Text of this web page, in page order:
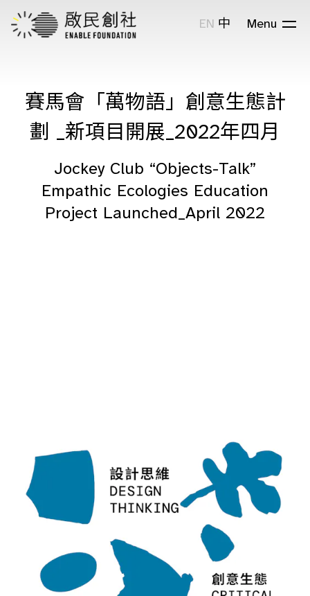
EN 中 Menu
賽馬會「萬物語」創意生態計
劃 _新項目開展_2022年四月
Jockey Club “Objects-Talk”
Empathic Ecologies Education
Project Launched_April 2022